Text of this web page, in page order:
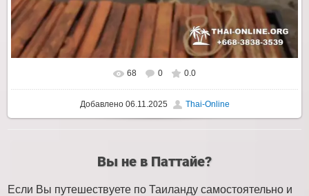
68 0 0.0
Добавлено06.11.2025 Thai-Online
Вы не в Паттайе?
Если Вы путешествуете по Таиланду самостоятельно и